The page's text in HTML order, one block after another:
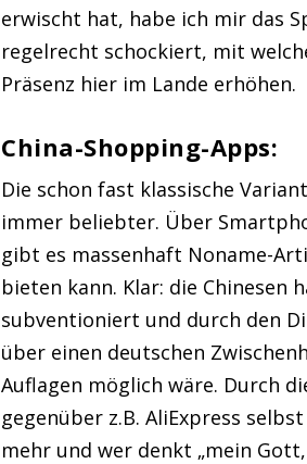
erwischt hat, habe ich mir das
regelrecht schockiert, mit
Präsenz hier im Lande erhöhen.
China-Shopping-Apps:
Die schon fast klassische
immer beliebter. Über
gibt es massenhaft Noname-
bieten kann. Klar: die Chinesen
subventioniert und durch den
über einen deutschen
Auflagen möglich wäre. Durch
gegenüber z.B. AliExpress
mehr und wer denkt „mein